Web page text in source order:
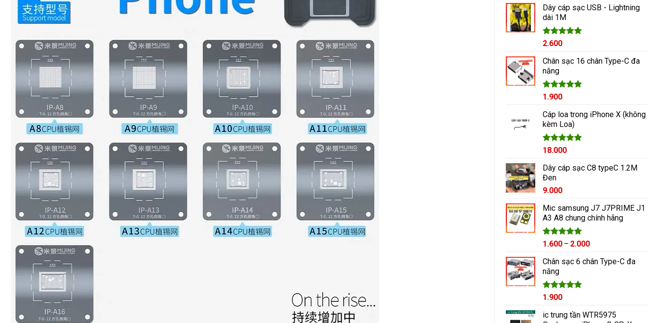
5 sao
Dây cáp sạc USB - Lightning
dài 1M
Được xếp
5 sao
2.600
Chân sạc 16 chân Type-C đa
năng
Được xếp
5 sao
1.900
Cáp loa trong iPhone X (không
kèm Loa)
Được xếp
5 sao
18.000
Dây cáp sạc C8 typeC 1.2M
Đen
9.000
Mic samsung J7 J7PRIME J1
A3 A8 chung chính hãng
Được xếp
5 sao
1.600 – 2.000Khoảng
từ
Chân sạc 6 chân Type-C đa
năng
Được xếp
5 sao
1.900
ic trung tần WTR5975